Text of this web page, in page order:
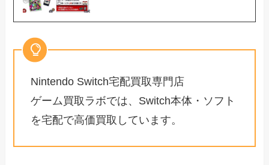
Nintendo Switch宅配買取専門店
ゲーム買取ラボでは、Switch本体・ソフト
を宅配で高価買取しています。